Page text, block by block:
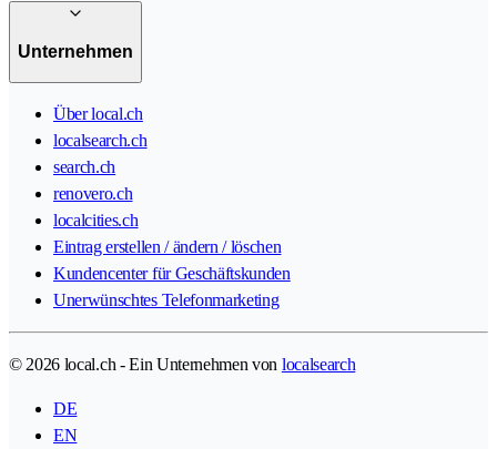
Unternehmen
Über local.ch
localsearch.ch
search.ch
renovero.ch
localcities.ch
Eintrag erstellen / ändern / löschen
Kundencenter für Geschäftskunden
Unerwünschtes Telefonmarketing
© 2026 local.ch - Ein Unternehmen von localsearch
DE
EN